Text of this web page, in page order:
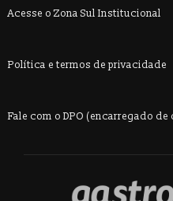
Acesse o Zona Sul Institucional
Política e termos de privacidade
Fale com o DPO (encarregado de